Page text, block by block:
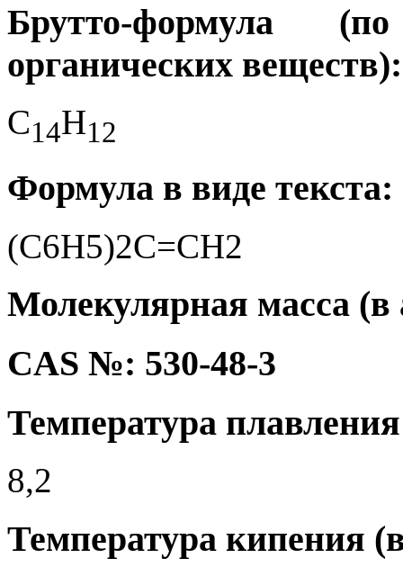
Брутто-формула
органических веществ):
C14H12
Формула в виде текста:
(C6H5)2C=CH2
Молекулярная масса (в
CAS №: 530-48-3
Температура
8,2
Температура кипения